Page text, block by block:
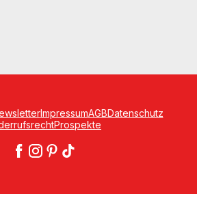
ImpressumAGBDatenschutz
Prospekte